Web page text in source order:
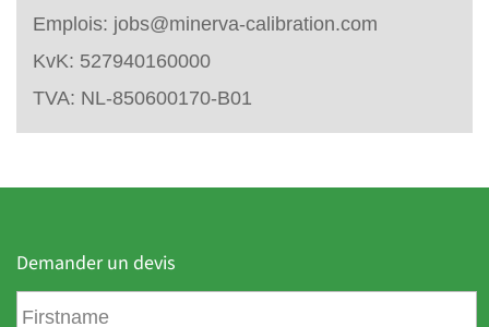
Emplois: jobs@minerva-calibration.com
KvK: 527940160000
TVA: NL-850600170-B01
Demander un devis
P
r